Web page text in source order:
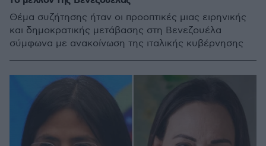
Θέμα συζήτησης ήταν οι προοπτικές μιας ειρηνικής
και δημοκρατικής μετάβασης στη Βενεζουέλα
σύμφωνα με ανακοίνωση της ιταλικής κυβέρνησης